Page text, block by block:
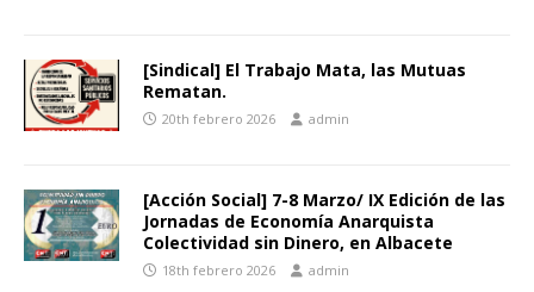
[Sindical] El Trabajo Mata, las Mutuas
Rematan.
20th febrero 2026 admin
[Acción Social] 7-8 Marzo/ IX Edición de las
Jornadas de Economía Anarquista
Colectividad sin Dinero, en Albacete
18th febrero 2026 admin